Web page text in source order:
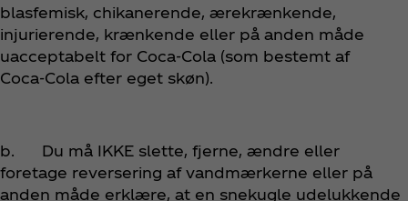
blasfemisk, chikanerende, ærekrænkende,
injurierende, krænkende eller på anden måde
uacceptabelt for Coca‑Cola (som bestemt af
Coca‑Cola efter eget skøn).
b. Du må IKKE slette, fjerne, ændre eller
foretage reversering af vandmærkerne eller på
anden måde erklære, at en snekugle udelukkende